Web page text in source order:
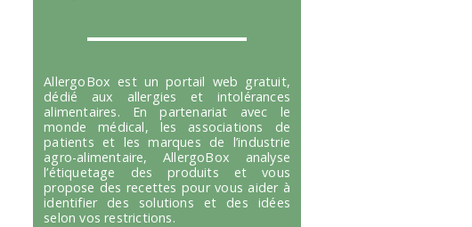
AllergoBox est un portail web gratuit,
dédié aux allergies et intolérances
alimentaires. En partenariat avec le
monde médical, les associations de
patients et les marques de l’industrie
agro-alimentaire, AllergoBox analyse
l’étiquetage des produits et vous
propose des recettes pour vous aider à
identifier des solutions et des idées
selon vos restrictions.